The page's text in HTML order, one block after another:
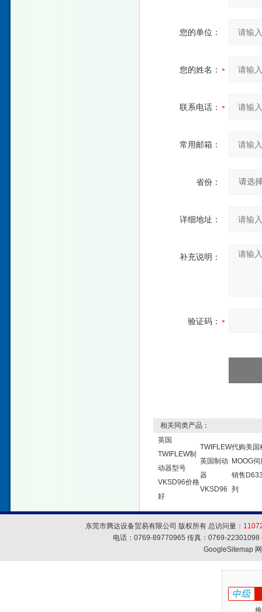
您的单位：
您的姓名：
联系电话：
常用邮箱：
省份：
详细地址：
补充说明：
验证码：
相关同类产品：
英国
TWIFLEW制
动器型号
VKSD96价格
好
TWIFLEW
英国制动
器
VKSD96
代购美国
MOOG
销售
列
东莞市腾达设备贸易有限公司 版权所有 总访问量：
电话：0769-89770965 传真：0769-
GoogleSitemap网